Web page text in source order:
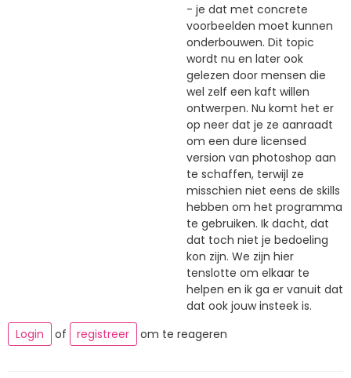
- je dat met concrete
voorbeelden moet kunnen
onderbouwen. Dit topic
wordt nu en later ook
gelezen door mensen die
wel zelf een kaft willen
ontwerpen. Nu komt het er
op neer dat je ze aanraadt
om een dure licensed
version van photoshop aan
te schaffen, terwijl ze
misschien niet eens de skills
hebben om het programma
te gebruiken. Ik dacht, dat
dat toch niet je bedoeling
kon zijn. We zijn hier
tenslotte om elkaar te
helpen en ik ga er vanuit dat
dat ook jouw insteek is.
Login
of registreer om te reageren